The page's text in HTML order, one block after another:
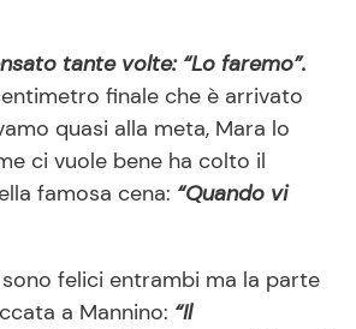
tante volte: “Lo faremo”.
finale che è arrivato
quasi alla meta, Mara lo
ci vuole bene ha colto il
famosa cena: “Quando vi
sono felici entrambi ma la parte
a Mannino: “Il